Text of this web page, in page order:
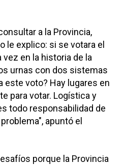
a la Provincia,
le explico: si se votara el
en la historia de la
urnas con dos sistemas
este voto? Hay lugares en
para votar. Logística y
todo responsabilidad de
apuntó el
porque la Provincia